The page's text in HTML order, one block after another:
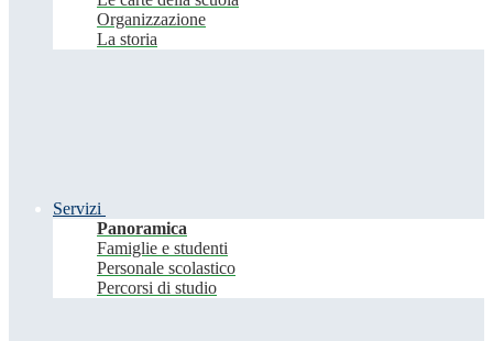
Organizzazione
La storia
Servizi
Panoramica
Famiglie e studenti
Personale scolastico
Percorsi di studio